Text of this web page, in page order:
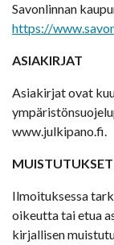
Savonlinnan
https://
ASIAKIRJAT
Asiakirjat ovat
www.julkipano.fi.
MUISTUTUKSET
Ilmoituksessa
oikeutta tai etua
kirjallisen